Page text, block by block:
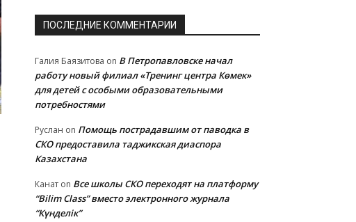
ПОСЛЕДНИЕ КОММЕНТАРИИ
Галия Баязитова on В Петропавловске начал
работу новый филиал «Тренинг центра Көмек»
для детей с особыми образовательными
потребностями
Руслан on Помощь пострадавшим от паводка в
СКО предоставила таджикская диаспора
Казахстана
Канат on Все школы СКО переходят на платформу
“Bilim Class” вместо электронного журнала
“Күнделік”